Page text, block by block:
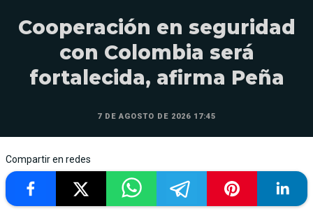
Cooperación en seguridad
con Colombia será
fortalecida, afirma Peña
7 DE AGOSTO DE 2026 17:45
Compartir en redes